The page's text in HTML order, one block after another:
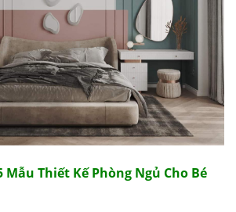
Mẫu Thiết Kế Phòng Ngủ Cho Bé